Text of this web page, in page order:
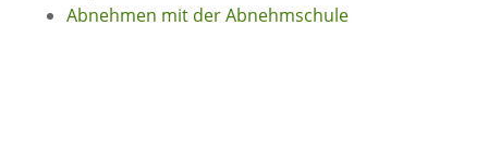
Abnehmen mit der Abnehmschule